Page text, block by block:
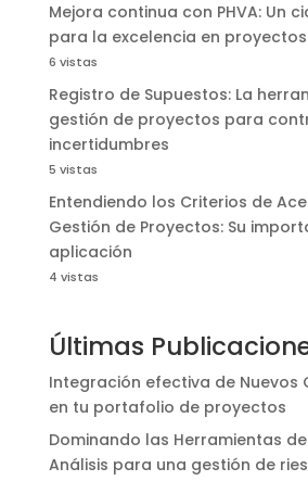
Mejora continua con PHVA: Un
para la excelencia en proyectos
6 vistas
Registro de Supuestos: La
gestión de proyectos para
incertidumbres
5 vistas
Entendiendo los Criterios de
Gestión de Proyectos: Su
aplicación
4 vistas
Últimas
Integración efectiva de Nuevos
en tu portafolio de proyectos
Dominando las Herramientas
Análisis para una gestión de